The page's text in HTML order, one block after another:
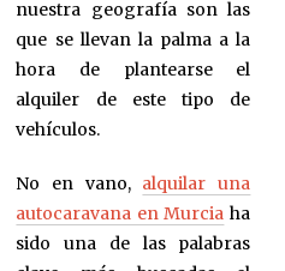
nuestra geografía son las
que se llevan la palma a la
hora de plantearse el
alquiler de este tipo de
vehículos.
No en vano, alquilar una
autocaravana en Murcia ha
sido una de las palabras